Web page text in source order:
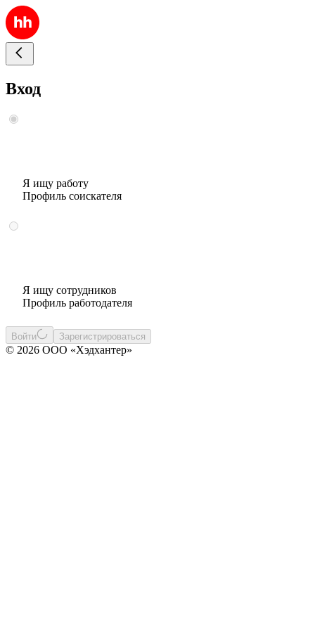
Вход
Я ищу работу
Профиль соискателя
Я ищу сотрудников
Профиль работодателя
Войти Зарегистрироваться
© 2026 ООО «Хэдхантер»